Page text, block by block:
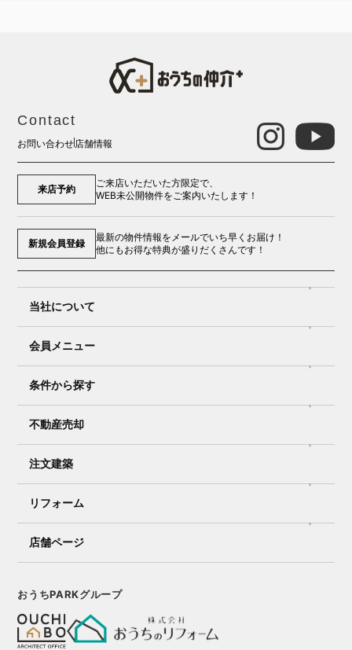
Contact
お問い合わせ店舗情報
来店予約
ご来店いただいた方限定で、
WEB未公開物件をご案内いたします！
新規会員登録
最新の物件情報をメールでいち早くお届け！
他にもお得な特典が盛りだくさんです！
当社について
会員メニュー
条件から探す
不動産売却
注文建築
リフォーム
店舗ページ
おうちPARKグループ